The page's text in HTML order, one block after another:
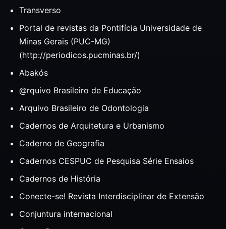
Transverso
Portal de revistas da Pontifícia Universidade de
Minas Gerais (PUC-MG)
(http://periodicos.pucminas.br/)
Abakós
@rquivo Brasileiro de Educação
Arquivo Brasileiro de Odontologia
Cadernos de Arquitetura e Urbanismo
Caderno de Geografia
Cadernos CESPUC de Pesquisa Série Ensaios
Cadernos de História
Conecte-se! Revista Interdisciplinar de Extensão
Conjuntura internacional